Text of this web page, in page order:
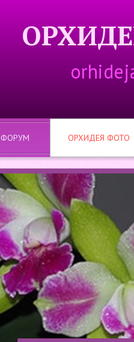
ФОРУМ ОРХИДЕЯ ФОТО